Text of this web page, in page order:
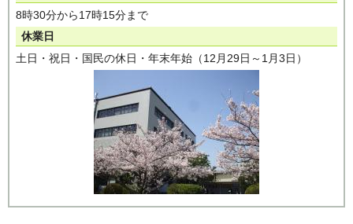
8時30分から17時15分まで
休業日
土日・祝日・国民の休日・年末年始（12月29日～1月3日）